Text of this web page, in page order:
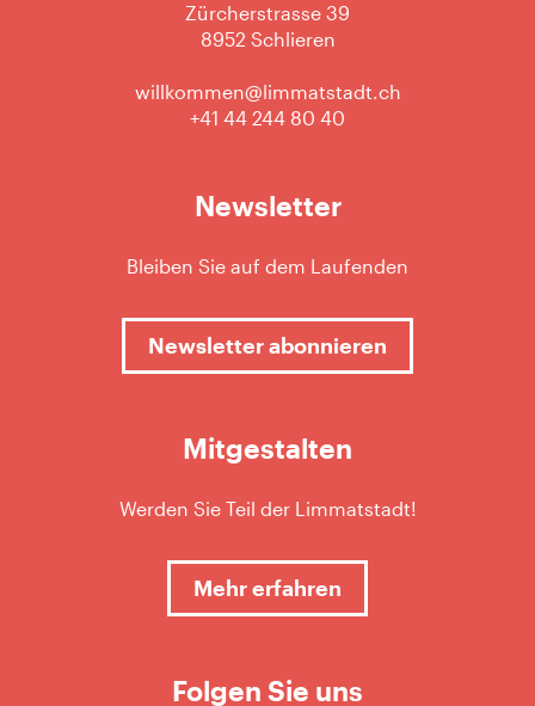
Zürcherstrasse 39
8952 Schlieren
willkommen@limmatstadt.ch
+41 44 244 80 40
Newsletter
Bleiben Sie auf dem Laufenden
Newsletter abonnieren
Mitgestalten
Werden Sie Teil der Limmatstadt!
Mehr erfahren
Folgen Sie uns